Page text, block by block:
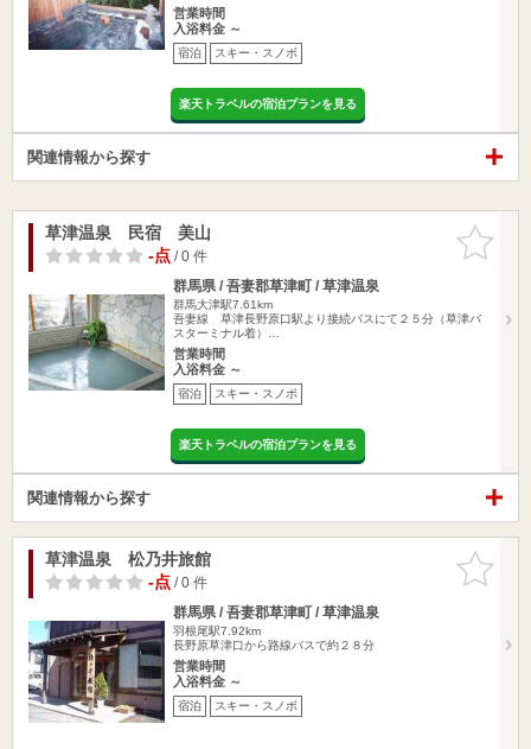
営業時間
入浴料金 ～
宿泊 スキー・スノボ
楽天トラベルの宿泊プランを見る
関連情報から探す
お気に入
りに追加
草津温泉 民宿 美山
-点/ 0 件
群馬県 / 吾妻郡草津町 / 草津温泉
群馬大津駅7.61km
吾妻線 草津長野原口駅より接続バスにて２５分（草津バ
スターミナル着）…
営業時間
入浴料金 ～
宿泊 スキー・スノボ
楽天トラベルの宿泊プランを見る
関連情報から探す
お気に入
りに追加
草津温泉 松乃井旅館
-点/ 0 件
群馬県 / 吾妻郡草津町 / 草津温泉
羽根尾駅7.92km
長野原草津口から路線バスで約２８分
営業時間
入浴料金 ～
宿泊 スキー・スノボ